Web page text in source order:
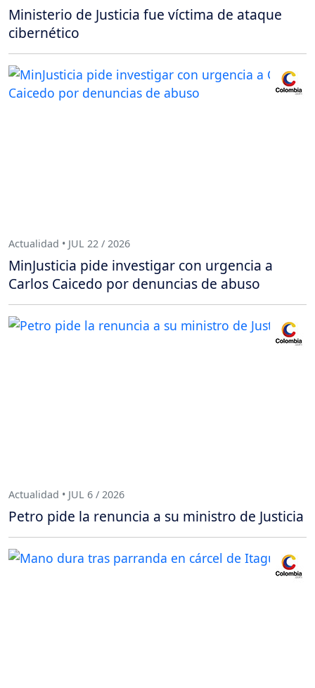
Ministerio de Justicia fue víctima de ataque
cibernético
Actualidad • JUL 22 / 2026
MinJusticia pide investigar con urgencia a
Carlos Caicedo por denuncias de abuso
Actualidad • JUL 6 / 2026
Petro pide la renuncia a su ministro de Justicia